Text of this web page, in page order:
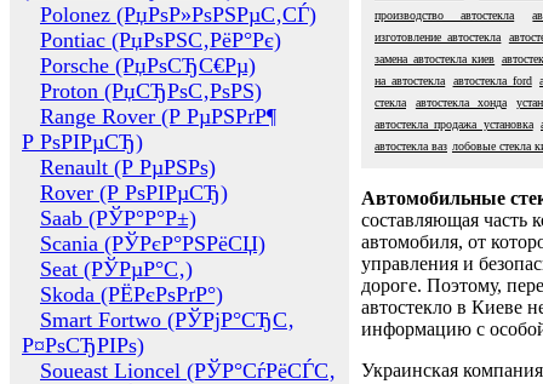
Polonez (РџРѕР»РѕРЅРµС‚СЃ)
Pontiac (РџРѕРЅС‚РёР°Рє)
Porsche (РџРѕСЂС€Рµ)
Proton (РџСЂРѕС‚РѕРЅ)
Range Rover (Р РµРЅРґР¶
Р РѕРІРµСЂ)
Renault (Р РµРЅРѕ)
Rover (Р РѕРІРµСЂ)
Saab (РЎР°Р°Р±)
Scania (РЎРєР°РЅРёСЏ)
Seat (РЎРµР°С‚)
Skoda (РЁРєРѕРґР°)
Smart Fortwo (РЎРјР°СЂС‚
Р¤РѕСЂРІРѕ)
Soueast Lioncel (РЎР°СѓРёСЃС‚
производство автостекла
изготовление автостекла
замена автостекла киев
на автостекла
автостекла ford
стекла
автостекла хонда
автостекла продажа установка
автостекла ваз лобовые стекла
Автомобильные
составляющая часть
автомобиля, от
управления и
дороге. Поэтому,
автостекло в Киеве
информацию с
Украинская